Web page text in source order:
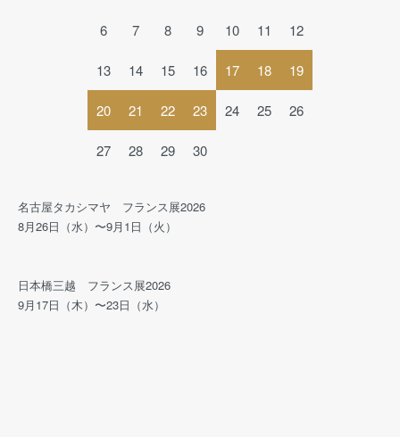
6 7 8 9 10 11 12
13 14 15 16 17 18 19
20 21 22 23 24 25 26
27 28 29 30
名古屋タカシマヤ フランス展2026
8月26日（水）〜9月1日（火）
日本橋三越 フランス展2026
9月17日（木）〜23日（水）